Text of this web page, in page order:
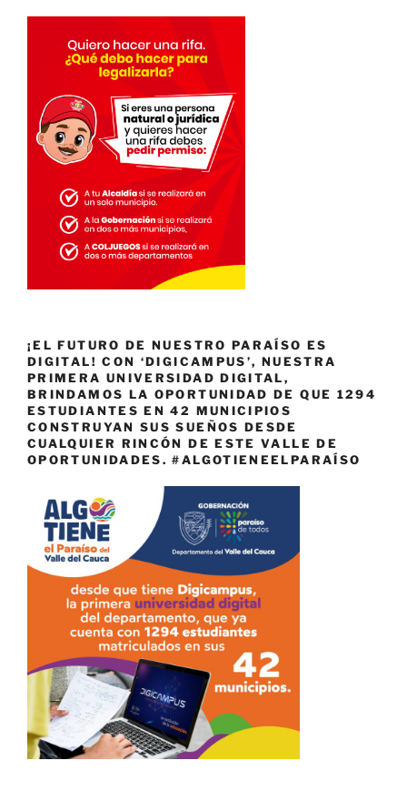
¡EL FUTURO DE NUESTRO PARAÍSO ES
DIGITAL! CON ‘DIGICAMPUS’, NUESTRA
PRIMERA UNIVERSIDAD DIGITAL,
BRINDAMOS LA OPORTUNIDAD DE QUE 1294
ESTUDIANTES EN 42 MUNICIPIOS
CONSTRUYAN SUS SUEÑOS DESDE
CUALQUIER RINCÓN DE ESTE VALLE DE
OPORTUNIDADES. #ALGOTIENEELPARAÍSO